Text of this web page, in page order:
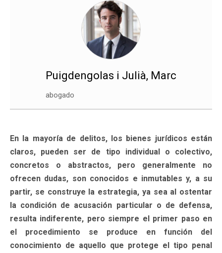
Puigdengolas i Julià, Marc
abogado
En la mayoría de delitos, los bienes jurídicos están
claros, pueden ser de tipo individual o colectivo,
concretos o abstractos, pero generalmente no
ofrecen dudas, son conocidos e inmutables y, a su
partir, se construye la estrategia, ya sea al ostentar
la condición de acusación particular o de defensa,
resulta indiferente, pero siempre el primer paso en
el procedimiento se produce en función del
conocimiento de aquello que protege el tipo penal